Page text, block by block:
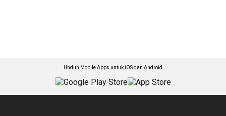
Unduh Mobile Apps untuk iOS dan Android